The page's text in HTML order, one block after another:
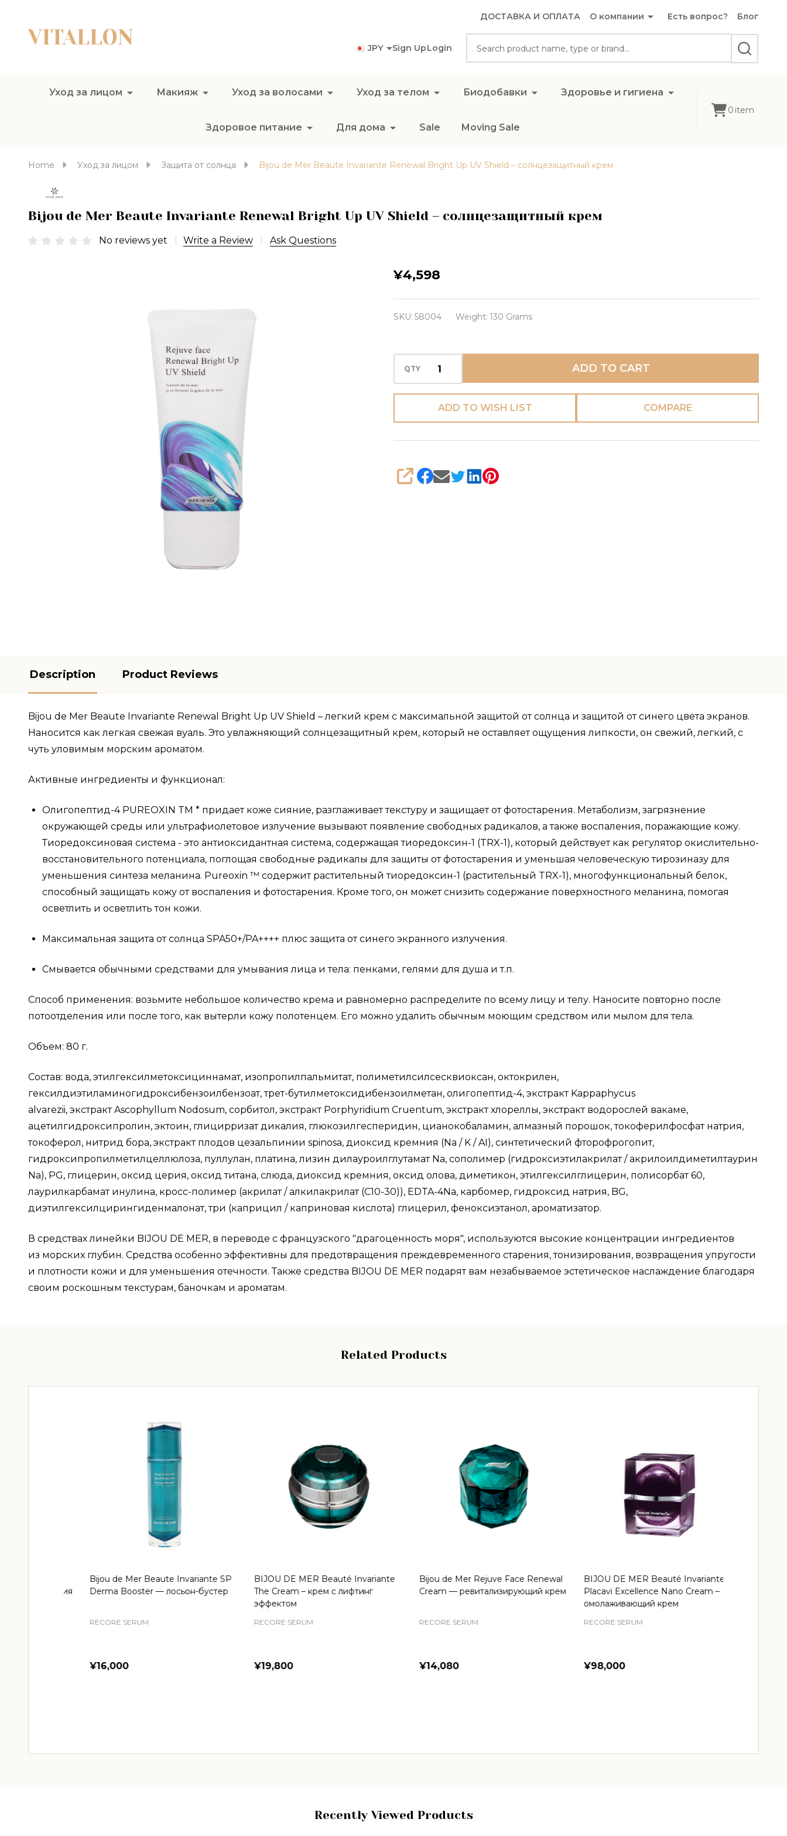
VITALLON
ДОСТАВКА И ОПЛАТА О компании Есть вопрос? Блог
JPY Sign UpLogin
SEARCH
Уход за лицом Макияж Уход за волосами Уход за телом Биодобавки Здоровье и гигиена
Здоровое питание Для дома Sale Moving Sale
0 item
Home Уход за лицом Защита от солнца Bijou de Mer Beaute Invariante Renewal Bright Up UV Shield – солнцезащитный крем
Bijou de Mer Beaute Invariante Renewal Bright Up UV Shield – солнцезащитный крем
No reviews yet Write a Review Ask Questions
Bijou de Mer
Up UV Shield –
крем
¥4,598
SKU: 58004 Weight: 130 Grams
QTY ADD TO CART
ADD TO WISH LIST COMPARE
SHARE
Description Product Reviews
Bijou de Mer Beaute Invariante Renewal Bright Up UV Shield – легкий крем с максимальной защитой от солнца и защитой от синего цвета экранов.
Наносится как легкая свежая вуаль. Это увлажняющий солнцезащитный крем, который не оставляет ощущения липкости, он свежий, легкий, с
чуть уловимым морским ароматом.
Активные ингредиенты и функционал:
Олигопептид-4 PUREOXIN TM * придает коже сияние, разглаживает текстуру и защищает от фотостарения. Метаболизм, загрязнение
окружающей среды или ультрафиолетовое излучение вызывают появление свободных радикалов, а также воспаления, поражающие кожу.
Тиоредоксиновая система - это антиоксидантная система, содержащая тиоредоксин-1 (TRX-1), который действует как регулятор окислительно-
восстановительного потенциала, поглощая свободные радикалы для защиты от фотостарения и уменьшая человеческую тирозиназу для
уменьшения синтеза меланина. Pureoxin ™ содержит растительный тиоредоксин-1 (растительный TRX-1), многофункциональный белок,
способный защищать кожу от воспаления и фотостарения. Кроме того, он может снизить содержание поверхностного меланина, помогая
осветлить и осветлить тон кожи.
Максимальная защита от солнца SPA50+/PA++++ плюс защита от синего экранного излучения.
Смывается обычными средствами для умывания лица и тела: пенками, гелями для душа и т.п.
Способ применения: возьмите небольшое количество крема и равномерно распределите по всему лицу и телу. Наносите повторно после
потоотделения или после того, как вытерли кожу полотенцем. Его можно удалить обычным моющим средством или мылом для тела.
Объем: 80 г.
Состав: вода, этилгексилметоксициннамат, изопропилпальмитат, полиметилсилсесквиоксан, октокрилен,
гексилдиэтиламиногидроксибензоилбензоат, трет-бутилметоксидибензоилметан, олигопептид-4, экстракт Kappaphycus
alvarezii, экстрактAscophyllum Nodosum, сорбитол, экстракт Porphyridium Cruentum, экстракт хлореллы, экстракт водорослей вакаме,
ацетилгидроксипролин, эктоин, глицирризат дикалия, глюкозилгесперидин, цианокобаламин, алмазный порошок, токоферилфосфат натрия,
токоферол, нитрид бора, экстракт плодов цезальпинии spinosa, диоксид кремния (Na / K / AI), синтетический фторофрогопит,
гидроксипропилметилцеллюлоза, пуллулан, платина, лизин дилауроилглутамат Na, сополимер (гидроксиэтилакрилат / акрилоилдиметилтаурин
Na), PG, глицерин, оксид церия, оксид титана, слюда, диоксид кремния, оксид олова, диметикон, этилгексилглицерин, полисорбат 60,
лаурилкарбамат инулина, кросс-полимер (акрилат / алкилакрилат (C10-30)), EDTA-4Na, карбомер, гидроксид натрия, BG,
диэтилгексилцирингиденмалонат, три (каприцил / каприновая кислота) глицерил, феноксиэтанол, ароматизатор.
В средствах линейки BIJOU DE MER, в переводе с французского "драгоценность моря", используются высокие концентрации ингредиентов
из морских глубин. Средства особенно эффективны для предотвращения преждевременного старения, тонизирования, возвращения упругости
и плотности кожи и для уменьшения отечности. Также средства BIJOU DE MER подарят вам незабываемое эстетическое наслаждение благодаря
своим роскошным текстурам, баночкам и ароматам.
Related Products
Bijou de Mer Beaute Invariante SP
Derma Booster — лосьон-бустер
RECORE SERUM
¥16,000
BIJOU DE MER Beauté Invariante
The Cream – крем с лифтинг
эффектом
RECORE SERUM
¥19,800
Bijou de Mer Rejuve Face Renewal
Cream — ревитализирующий крем
RECORE SERUM
¥14,080
BIJOU DE MER Beauté Invariante
Placavi Excellence Nano Cream –
омолаживающий крем
RECORE SERUM
¥98,000
Recently Viewed Products